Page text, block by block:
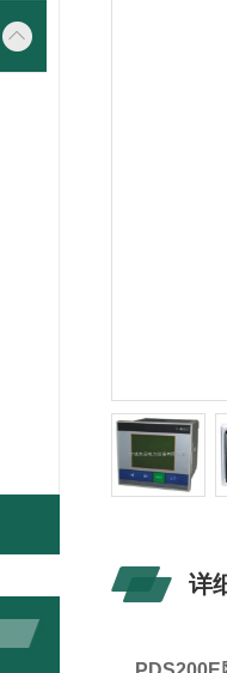
详